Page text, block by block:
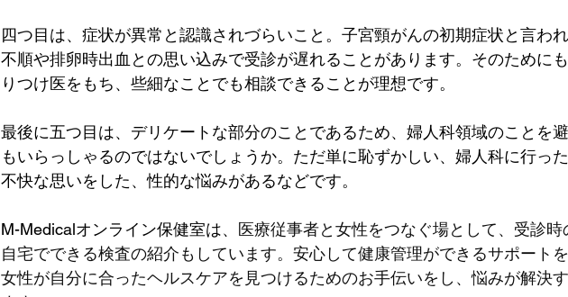
四つ目は、症状が異常と認識されづらいこと。子宮頸がんの初期症状と言わ
不順や排卵時出血との思い込みで受診が遅れることがあります。そのために
りつけ医をもち、些細なことでも相談できることが理想です。
最後に五つ目は、デリケートな部分のことであるため、婦人科領域のことを
もいらっしゃるのではないでしょうか。ただ単に恥ずかしい、婦人科に行っ
不快な思いをした、性的な悩みがあるなどです。
M-Medicalオンライン保健室は、 医療従事者と女性をつなぐ場として、受診時
自宅でできる検査の紹介もしています。安心して健康管理ができるサポートを
女性が自分に合ったヘルスケアを見つけるためのお手伝いをし、悩みが解決